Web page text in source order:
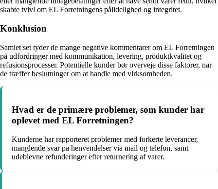
skabte tvivl om EL Forretningens pålidelighed og integritet.
Konklusion
Samlet set tyder de mange negative kommentarer om EL Forretningen
på udfordringer med kommunikation, levering, produktkvalitet og
refusionsprocesser. Potentielle kunder bør overveje disse faktorer, når
de træffer beslutninger om at handle med virksomheden.
Hvad er de primære problemer, som kunder har
oplevet med EL Forretningen?
Kunderne har rapporteret problemer med forkerte leverancer,
manglende svar på henvendelser via mail og telefon, samt
udeblevne refunderinger efter returnering af varer.